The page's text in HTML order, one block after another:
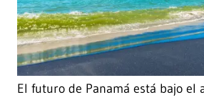
El futuro de Panamá está bajo el